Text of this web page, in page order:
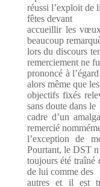
réussi l’exploit de
fêtes devant
accueillir les
beaucoup
lors du discours
remerciement ne
prononcé à
alors même que les
objectifs fixés
sans doute dans le
cadre d’un
remercié
l’exception de
Pourtant, le DST
toujours été
de lui comme des
autres et il est